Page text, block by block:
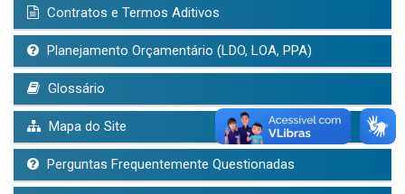
Contratos e Termos Aditivos
Planejamento Orçamentário (LDO, LOA, PPA)
Glossário
Mapa do Site
Perguntas Frequentemente Questionadas